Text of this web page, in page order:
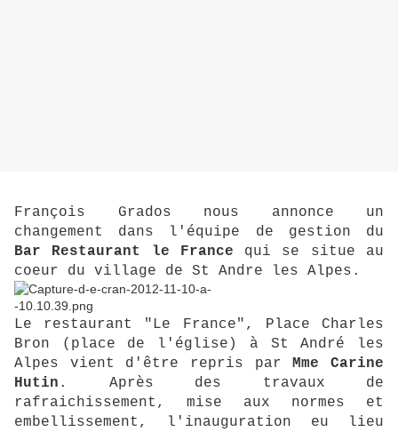
François Grados nous annonce un
changement dans l'équipe de gestion du
Bar Restaurant le France qui se situe au
coeur du village de St Andre les Alpes.
Le restaurant "Le France", Place Charles
Bron (place de l'église) à St André les
Alpes vient d'être repris parMme Carine
Hutin . Après des travaux de
rafraichissement, mise aux normes et
embellissement, l'inauguration eu lieu